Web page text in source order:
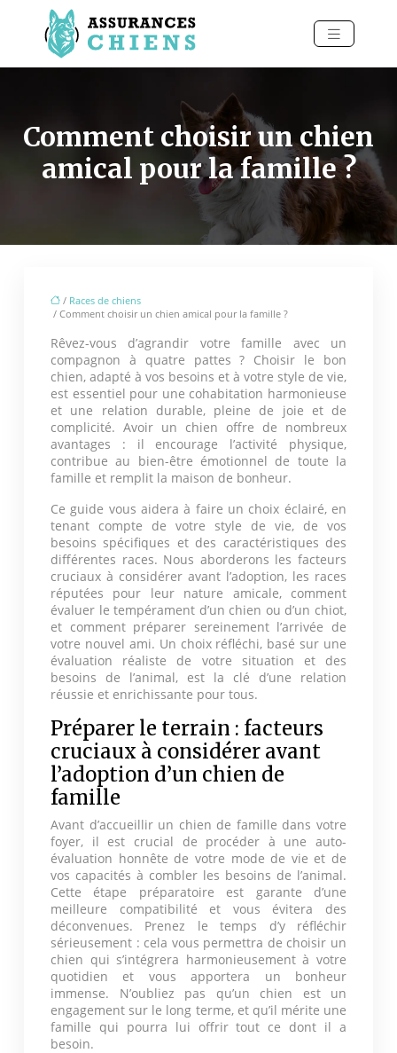
Comment choisir un chien
amical pour la famille ?
/ Races de chiens
/ Comment choisir un chien amical pour la famille ?
Rêvez-vous d’agrandir votre famille avec un
compagnon à quatre pattes ? Choisir le bon
chien, adapté à vos besoins et à votre style de vie,
est essentiel pour une cohabitation harmonieuse
et une relation durable, pleine de joie et de
complicité. Avoir un chien offre de nombreux
avantages : il encourage l’activité physique,
contribue au bien-être émotionnel de toute la
famille et remplit la maison de bonheur.
Ce guide vous aidera à faire un choix éclairé, en
tenant compte de votre style de vie, de vos
besoins spécifiques et des caractéristiques des
différentes races. Nous aborderons les facteurs
cruciaux à considérer avant l’adoption, les races
réputées pour leur nature amicale, comment
évaluer le tempérament d’un chien ou d’un chiot,
et comment préparer sereinement l’arrivée de
votre nouvel ami. Un choix réfléchi, basé sur une
évaluation réaliste de votre situation et des
besoins de l’animal, est la clé d’une relation
réussie et enrichissante pour tous.
Préparer le terrain : facteurs
cruciaux à considérer avant
l’adoption d’un chien de
famille
Avant d’accueillir un chien de famille dans votre
foyer, il est crucial de procéder à une auto-
évaluation honnête de votre mode de vie et de
vos capacités à combler les besoins de l’animal.
Cette étape préparatoire est garante d’une
meilleure compatibilité et vous évitera des
déconvenues. Prenez le temps d’y réfléchir
sérieusement : cela vous permettra de choisir un
chien qui s’intégrera harmonieusement à votre
quotidien et vous apportera un bonheur
immense. N’oubliez pas qu’un chien est un
engagement sur le long terme, et qu’il mérite une
famille qui pourra lui offrir tout ce dont il a
besoin.